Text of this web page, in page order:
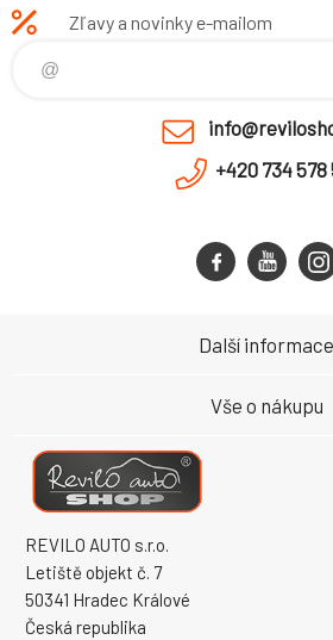
Zľavy a novinky e-mailom
+420 734 578
REVILO AUTO s.r.o.
Letiště objekt č. 7
50341 Hradec Králové
Česká republika
Další informace
Vše o nákupu